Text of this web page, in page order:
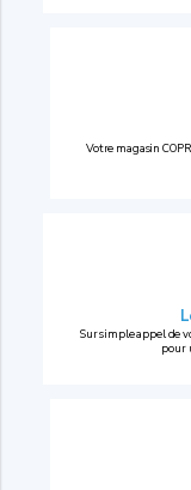
Votre magasin
Sur simple appel de
pour